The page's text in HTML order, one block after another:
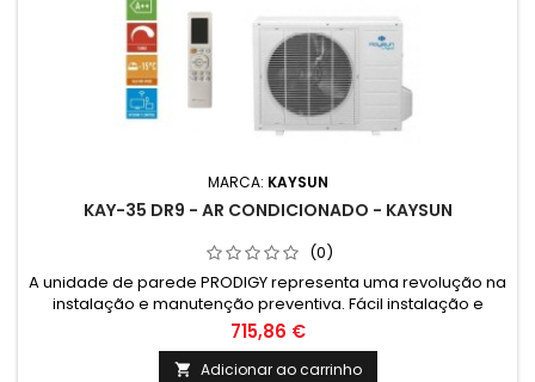
MARCA: KAYSUN
KAY-35 DR9 - AR CONDICIONADO - KAYSUN
(0)
A unidade de parede PRODIGY representa uma revolução na
instalação e manutenção preventiva. Fácil instalação e
manutenção e equipado com tecnologia de vanguarda
Kaysun.
715,86 €
 Adicionar ao carrinho